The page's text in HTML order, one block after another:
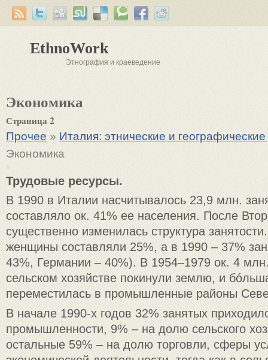
EthnoWork
Этнография и краеведение
Экономика
Страница 2
Прочее » Италия: этнические и
Экономика
Трудовые ресурсы.
В 1990 в Италии насчитывалось 23,9 млн.
составляло ок. 41% ее населения. После
существенно изменилась структура
женщины составляли 25%, а в 1990 – 37%
43%, Германии – 40%). В 1954–1979 ок. 4
сельском хозяйстве покинули землю, и
переместилась в промышленные районы
В начале 1990-х годов 32% занятых
промышленности, 9% – на долю сельского
остальные 59% – на долю торговли, сферы